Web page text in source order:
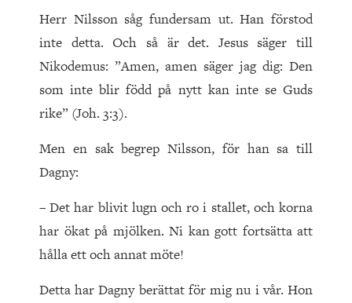
Herr Nilsson såg fundersam ut. Han förstod
inte detta. Och så är det. Jesus säger till
Nikodemus: ”Amen, amen säger jag dig: Den
som inte blir född på nytt kan inte se Guds
rike” (Joh. 3:3).
Men en sak begrep Nilsson, för han sa till
Dagny:
– Det har blivit lugn och ro i stallet, och korna
har ökat på mjölken. Ni kan gott fortsätta att
hålla ett och annat möte!
Detta har Dagny berättat för mig nu i vår. Hon